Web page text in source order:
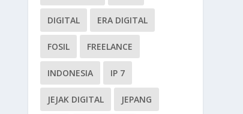
DIGITAL ERA DIGITAL
FOSIL FREELANCE
INDONESIA IP 7
JEJAK DIGITAL JEPANG